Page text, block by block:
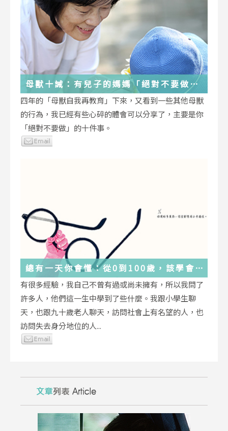
母獸十誡：有兒子的媽媽「絕對不要做」
的十件事
四年的「母獸自我再教育」下來，又看到一些其他母獸
的行為，我已經有些心碎的體會可以分享了，主要是你
「絕對不要做」的十件事。
總有一天你會懂：從0到100歲，該學會
的人生大事，都在這些生活的小事裡了
有很多經驗，我自己不曾有過或尚未擁有，所以我問了
許多人，他們這一生中學到了些什麼。我跟小學生聊
天，也跟九十歲老人聊天，訪問社會上有名望的人，也
訪問失去身分地位的人...